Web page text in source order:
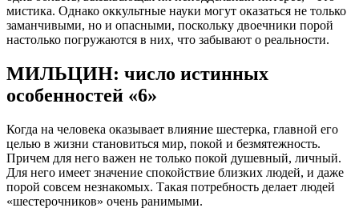
мистика. Однако оккультные науки могут оказаться не только
заманчивыми, но и опасными, поскольку двоечники порой
настолько погружаются в них, что забывают о реальности.
МИЛЬЦИН: число истинных
особенностей «6»
Когда на человека оказывает влияние шестерка, главной его
целью в жизни становиться мир, покой и безмятежность.
Причем для него важен не только покой душевный, личный.
Для него имеет значение спокойствие близких людей, и даже
порой совсем незнакомых. Такая потребность делает людей
«шестерочников» очень ранимыми.